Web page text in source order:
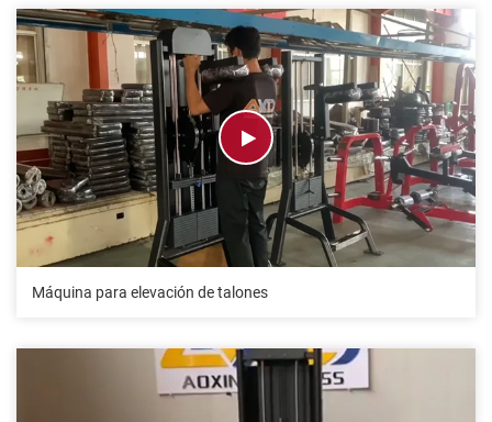
Máquina para elevación de talones